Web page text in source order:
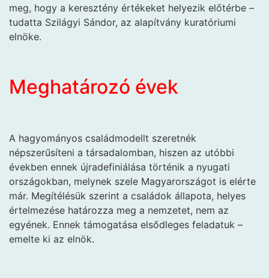
meg, hogy a keresztény értékeket helyezik előtérbe –
tudatta Szilágyi Sándor, az alapítvány kuratóriumi
elnöke.
Meghatározó évek
A hagyományos családmodellt szeretnék
népszerűsíteni a társadalomban, hiszen az utóbbi
években ennek újradefiniálása történik a nyugati
országokban, melynek szele Magyarországot is elérte
már. Megítélésük szerint a családok állapota, helyes
értelmezése határozza meg a nemzetet, nem az
egyének. Ennek támogatása elsődleges feladatuk –
emelte ki az elnök.